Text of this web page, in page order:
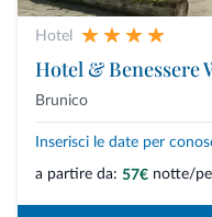
Hotel
Hotel & Benessere
Brunico
Inserisci le date per
a partire da: 57€ notte/